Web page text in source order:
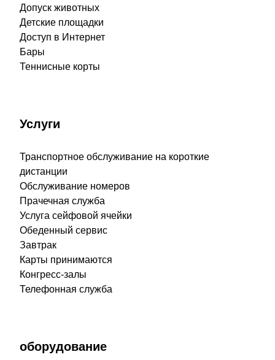
Допуск животных
Детские площадки
Доступ в Интернет
Бары
Теннисные корты
Услуги
Транспортное обслуживание на короткие
дистанции
Обслуживание номеров
Прачечная служба
Услуга сейфовой ячейки
Обеденный сервис
Завтрак
Карты принимаются
Конгресс-залы
Телефонная служба
оборудование